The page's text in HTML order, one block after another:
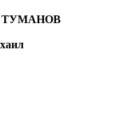
ТУМАНОВ